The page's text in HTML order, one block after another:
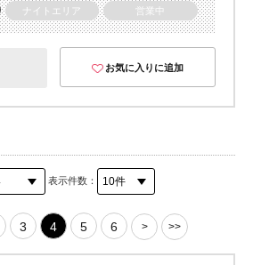
ナイトエリア 営業中
お気に入りに追加
表示件数：
3 4 5 6 > >>